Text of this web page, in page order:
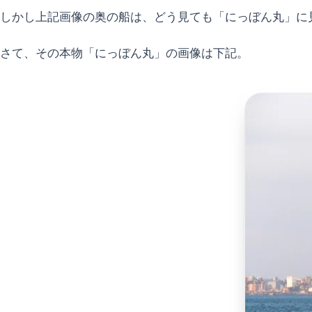
しかし上記画像の奥の船は、どう見ても「にっぼん丸」に
さて、その本物「にっぼん丸」の画像は下記。